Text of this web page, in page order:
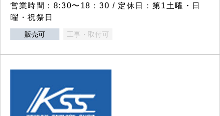
営業時間：8:30〜18：30 / 定休日：第1土曜・日
曜・祝祭日
販売可 工事・取付可